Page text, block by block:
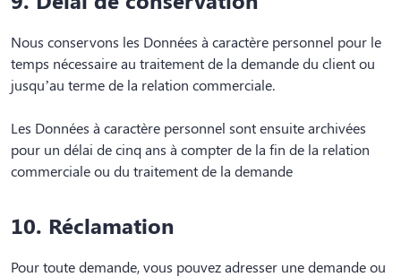
Nous conservons les Données à caractère personnel pour le
temps nécessaire au traitement de la demande du client ou
jusqu’au terme de la relation commerciale.
Les Données à caractère personnel sont ensuite archivées
pour un délai de cinq ans à compter de la fin de la relation
commerciale ou du traitement de la demande
10. Réclamation
Pour toute demande, vous pouvez adresser une demande ou